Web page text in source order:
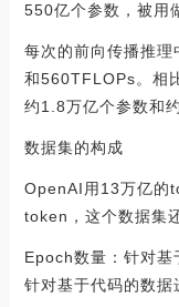
550亿个参数，被用
每次的前向传播推
和560TFLOPs。相
约1.8万亿个参数和
数据集的构成
OpenAI用13万亿的
token，这个数据集
Epoch数量：针对
针对基于代码的数据